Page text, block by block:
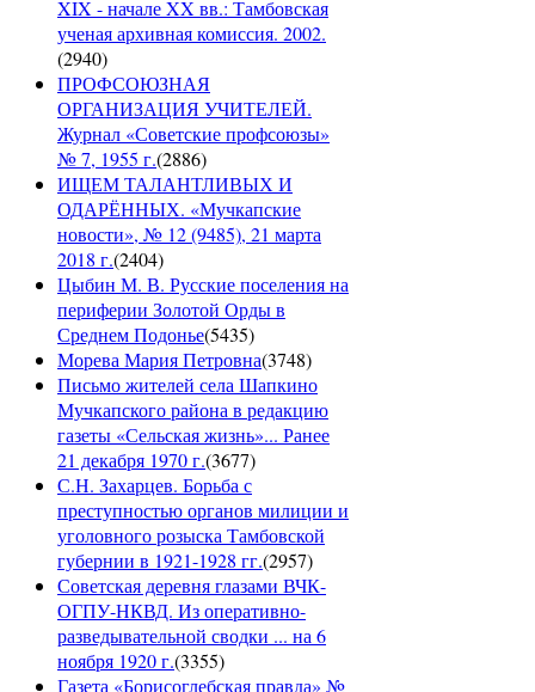
XIX - начале XX вв.: Тамбовская
ученая архивная комиссия. 2002.
(2940)
ПРОФСОЮЗНАЯ
ОРГАНИЗАЦИЯ УЧИТЕЛЕЙ.
Журнал «Советские профсоюзы»
№ 7, 1955 г.(2886)
ИЩЕМ ТАЛАНТЛИВЫХ И
ОДАРЁННЫХ. «Мучкапские
новости», № 12 (9485), 21 марта
2018 г.(2404)
Цыбин М. В. Русские поселения на
периферии Золотой Орды в
Среднем Подонье(5435)
Морева Мария Петровна(3748)
Письмо жителей села Шапкино
Мучкапского района в редакцию
газеты «Сельская жизнь»... Ранее
21 декабря 1970 г.(3677)
С.Н. Захарцев. Борьба с
преступностью органов милиции и
уголовного розыска Тамбовской
губернии в 1921-1928 гг.(2957)
Советская деревня глазами ВЧК-
ОГПУ-НКВД. Из оперативно-
разведывательной сводки ... на 6
ноября 1920 г.(3355)
Газета «Борисоглебская правда» №